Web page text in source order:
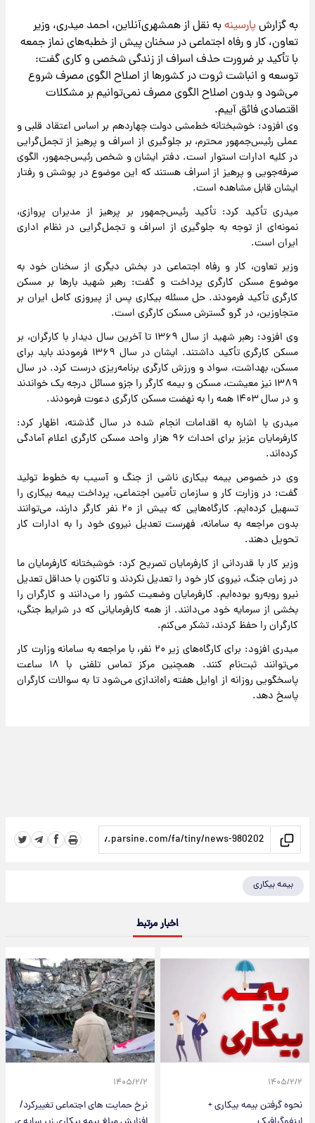
به گزارشپارسینه به نقل از همشهری‌آنلاین، احمد میدری، وزیر
تعاون، کار و رفاه اجتماعی در سخنان پیش از خطبه‌های نماز جمعه
با تأکید بر ضرورت حذف اسراف از زندگی شخصی و کاری گفت:
توسعه و انباشت ثروت در کشورها از اصلاح الگوی مصرف شروع
می‌شود و بدون اصلاح الگوی مصرف نمی‌توانیم بر مشکلات
اقتصادی فائق آییم.
وی افزود: خوشبختانه خط‌مشی دولت چهاردهم بر اساس اعتقاد قلبی و
عملی رئیس‌جمهور محترم، بر جلوگیری از اسراف و پرهیز از تجمل‌گرایی
در کلیه ادارات استوار است. دفتر ایشان و شخص رئیس‌جمهور، الگوی
صرفه‌جویی و پرهیز از اسراف هستند که این موضوع در پوشش و رفتار
ایشان قابل مشاهده است.
میدری تأکید کرد: تأکید رئیس‌جمهور بر پرهیز از مدیران پروازی،
نمونه‌ای از توجه به جلوگیری از اسراف و تجمل‌گرایی در نظام اداری
ایران است.
وزیر تعاون، کار و رفاه اجتماعی در بخش دیگری از سخنان خود به
موضوع مسکن کارگری پرداخت و گفت: رهبر شهید بارها بر مسکن
کارگری تأکید فرمودند. حل مسئله بیکاری پس از پیروزی کامل ایران بر
متجاوزین، در گرو گسترش مسکن کارگری است.
وی افزود: رهبر شهید از سال ۱۳۶۹ تا آخرین سال دیدار با کارگران، بر
مسکن کارگری تأکید داشتند. ایشان در سال ۱۳۶۹ فرمودند باید برای
مسکن، بهداشت، سواد و ورزش کارگری برنامه‌ریزی درست کرد. در سال
۱۳۸۹ نیز معیشت، مسکن و بیمه کارگر را جزو مسائل درجه یک خواندند
و در سال ۱۴۰۳ همه را به نهضت مسکن کارگری دعوت فرمودند.
میدری با اشاره به اقدامات انجام شده در سال گذشته، اظهار کرد:
کارفرمایان عزیز برای احداث ۹۶ هزار واحد مسکن کارگری اعلام آمادگی
کرده‌اند.
وی در خصوص بیمه بیکاری ناشی از جنگ و آسیب به خطوط تولید
گفت: در وزارت کار و سازمان تأمین اجتماعی، پرداخت بیمه بیکاری را
تسهیل کرده‌ایم. کارگاه‌هایی که بیش از ۲۰ نفر کارگر دارند، می‌توانند
بدون مراجعه به سامانه، فهرست تعدیل نیروی خود را به ادارات کار
تحویل دهند.
وزیر کار با قدردانی از کارفرمایان تصریح کرد: خوشبختانه کارفرمایان ما
در زمان جنگ، نیروی کار خود را تعدیل نکردند و تاکنون با حداقل تعدیل
نیرو روبه‌رو بوده‌ایم. کارفرمایان وضعیت کشور را می‌دانند و کارگران را
بخشی از سرمایه خود می‌دانند. از همه کارفرمایانی که در شرایط جنگی،
کارگران را حفظ کردند، تشکر می‌کنم.
میدری افزود: برای کارگاه‌های زیر ۲۰ نفر، با مراجعه به سامانه وزارت کار
می‌توانند ثبت‌نام کنند. همچنین مرکز تماس تلفنی با ۱۸ ساعت
پاسخگویی روزانه از اوایل هفته راه‌اندازی می‌شود تا به سوالات کارگران
پاسخ دهد.
بیمه بیکاری
اخبار مرتبط
۱۴۰۵/۲/۲
نحوه گرفتن بیمه بیکاری +
۱۴۰۵/۲/۲
نرخ حمایت های اجتماعی تغییرکرد/